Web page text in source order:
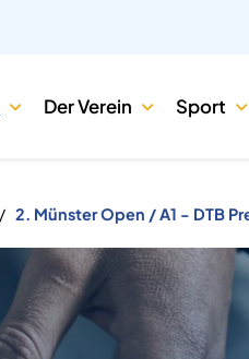
Der Verein Sport
2. Münster Open / A1 - DTB